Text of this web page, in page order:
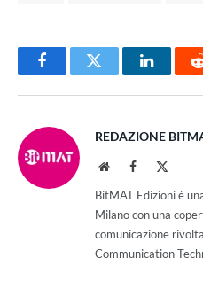
FacebookTwitter LinkedIn
REDAZIONE
WebsiteFacebook
BitMAT Edizioni è
Milano con una
comunicazione
Communication